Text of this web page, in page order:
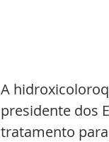
A
presidente dos
tratamento